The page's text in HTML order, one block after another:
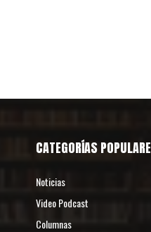
CATEGORÍAS
Noticias
Video Podcast
Columnas